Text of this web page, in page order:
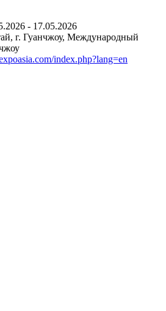
- 17.05.2026
г. Гуанчжоу, Международный
index.php?lang=en